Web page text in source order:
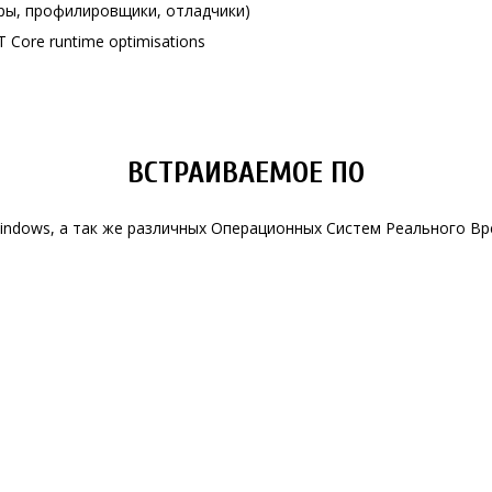
профилировщики, отладчики)
Core runtime optimisations
ВСТРАИВАЕМОЕ ПО
а так же различных Операционных Систем Реального